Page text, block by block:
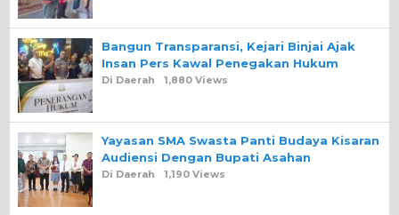
Bangun Transparansi, Kejari Binjai Ajak
Insan Pers Kawal Penegakan Hukum
Di Daerah 1,880 Views
Yayasan SMA Swasta Panti Budaya Kisaran
Audiensi Dengan Bupati Asahan
Di Daerah 1,190 Views